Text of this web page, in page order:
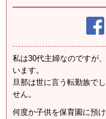
私は30代主婦なのですが
います。
旦那は世に言う転勤族で
せん。
何度か子供を保育園に預